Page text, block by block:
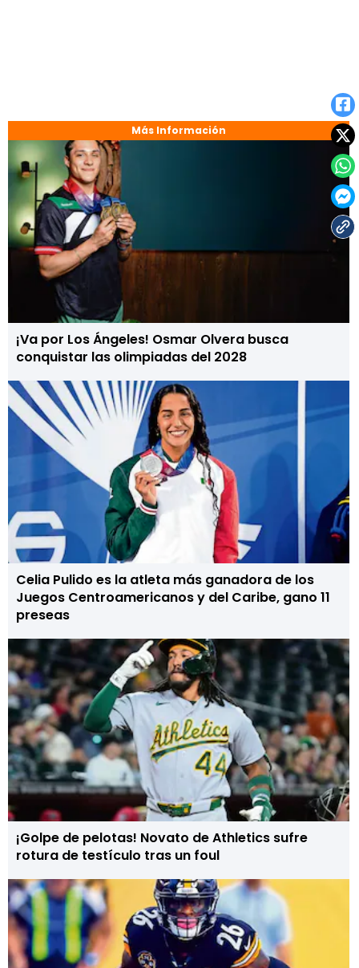
Más Información
¡Va por Los Ángeles! Osmar Olvera busca
conquistar las olimpiadas del 2028
Celia Pulido es la atleta más ganadora de los
Juegos Centroamericanos y del Caribe, gano 11
preseas
¡Golpe de pelotas! Novato de Athletics sufre
rotura de testículo tras un foul